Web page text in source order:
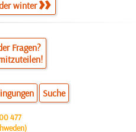
winter
Fragen?
Suche
477